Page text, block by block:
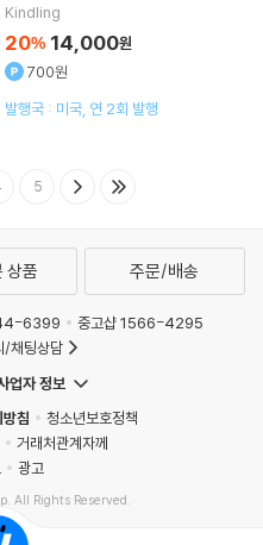
Kindling
20% 14,000원
700원
발행국 : 미국, 연 2회 발행
5
상품 주문/배송
6399
중고샵 1566-4295
채팅상담
업자 정보
침
청소년보호정책
거래처관계자께
광고
All Rights Reserved.